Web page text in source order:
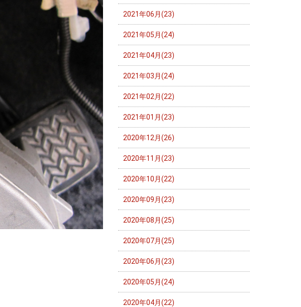
2021年06月(23)
2021年05月(24)
2021年04月(23)
2021年03月(24)
2021年02月(22)
2021年01月(23)
2020年12月(26)
2020年11月(23)
2020年10月(22)
2020年09月(23)
2020年08月(25)
2020年07月(25)
2020年06月(23)
2020年05月(24)
2020年04月(22)